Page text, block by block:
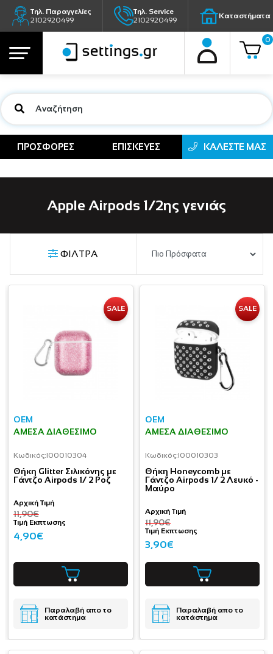
Τηλ. Παραγγελίες
2102920499
Τηλ. Service
2102920499
Καταστήματα
0
ΠΡΟΣΦΟΡΕΣ ΕΠΙΣΚΕΥΕΣ ΚΑΛΕΣΤΕ ΜΑΣ
Apple Airpods 1/2ης γενιάς
ΦΙΛΤΡΑ
SALE
OEM
ΆΜΕΣΑ ΔΙΑΘΈΣΙΜΟ
Κωδικός:I00010304
Θήκη Glitter Σιλικόνης με
Γάντζο Airpods 1/ 2 Ροζ
Αρχική Τιμή
11,90€
Τιμή Εκπτωσης
4,90€
Παραλαβή απο το
κατάστημα
SALE
OEM
ΆΜΕΣΑ ΔΙΑΘΈΣΙΜΟ
Κωδικός:I00010303
Θήκη Honeycomb με
Γάντζο Airpods 1/ 2 Λευκό -
Μαύρο
Αρχική Τιμή
11,90€
Τιμή Εκπτωσης
3,90€
Παραλαβή απο το
κατάστημα